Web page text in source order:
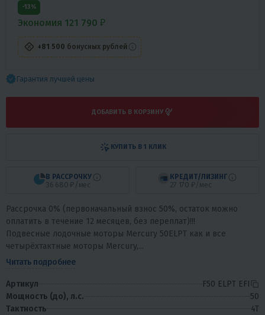
Гарантия лучшей цены
-13%
Экономия 121 790 ₽
+81 500 бонусных рублей
ДОБАВИТЬ В КОРЗИНУ
В РАССРОЧКУ
36 680 ₽/мес
КРЕДИТ/ЛИЗИНГ
27 170 ₽/мес
КУПИТЬ В 1 КЛИК
Рассрочка 0% (первоначальный взнос 50%, остаток можно
оплатить в течение 12 месяцев, без переплат)!!!
Подвесные лодочные моторы Mercury 50ELPT как и все
четырёхтактные моторы Mercury,...
Читать подробнее
Артикул
F50 ELPT EFI
Мощность (до), л.с.
50
Тактность
4T